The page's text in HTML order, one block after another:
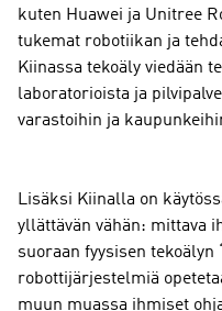
kuten Huawei ja Unitree
tukemat robotiikan ja
Kiinassa tekoäly viedään
laboratorioista ja
varastoihin ja
Lisäksi Kiinalla on
yllättävän vähän: mittava
suoraan fyysisen tekoälyn
robottijärjestelmiä
muun muassa ihmiset